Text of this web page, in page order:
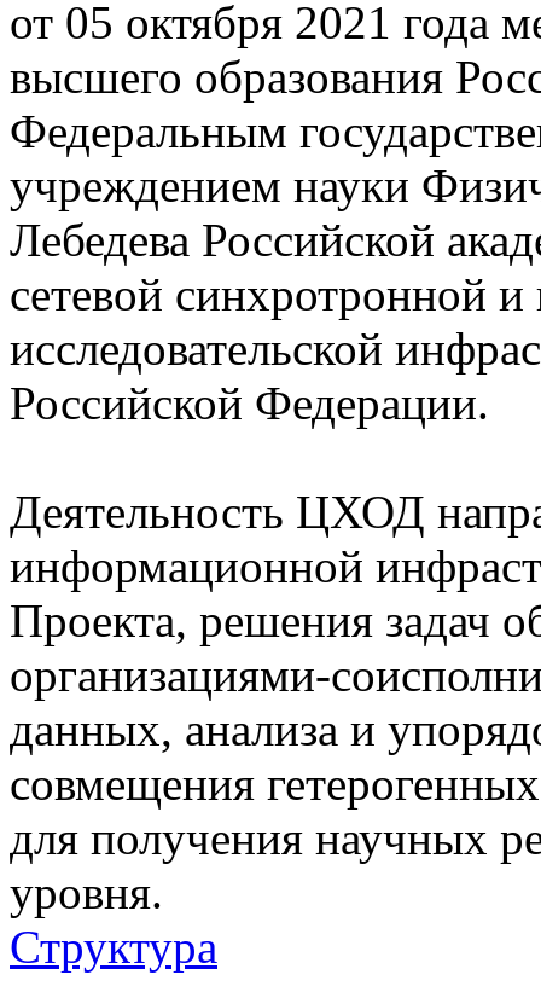
от 05 октября 2021 года
высшего образования
Федеральным
учреждением науки
Лебедева Российской
сетевой синхротронной
исследовательской
Российской Федерации.
Деятельность ЦХОД
информационной
Проекта, решения задач
организациями-
данных, анализа и
совмещения
для получения научных
уровня.
Структура